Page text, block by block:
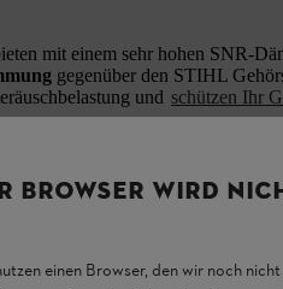
mit einem sehr hohen SNR-
gegenüber den STIHL
und schützen Ihr
die Stöpsel angenehm dem
Sitz, auch bei längerer
. Die Box dient nicht
des integrierten Clips
stets griffbereit.
BROWSER WIRD
einen Browser, den wir noch